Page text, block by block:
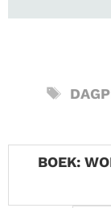
TAGS
BOEK: